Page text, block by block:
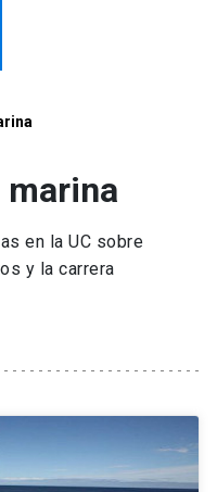
marina
en la UC sobre
y la carrera